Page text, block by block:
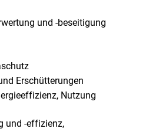
und -beseitigung
Erschütterungen
Nutzung
und -effizienz,